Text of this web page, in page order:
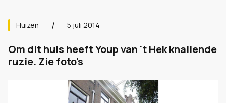
Huizen 5 juli 2014
Om dit huis heeft Youp van 't Hek knallende
ruzie. Zie foto's